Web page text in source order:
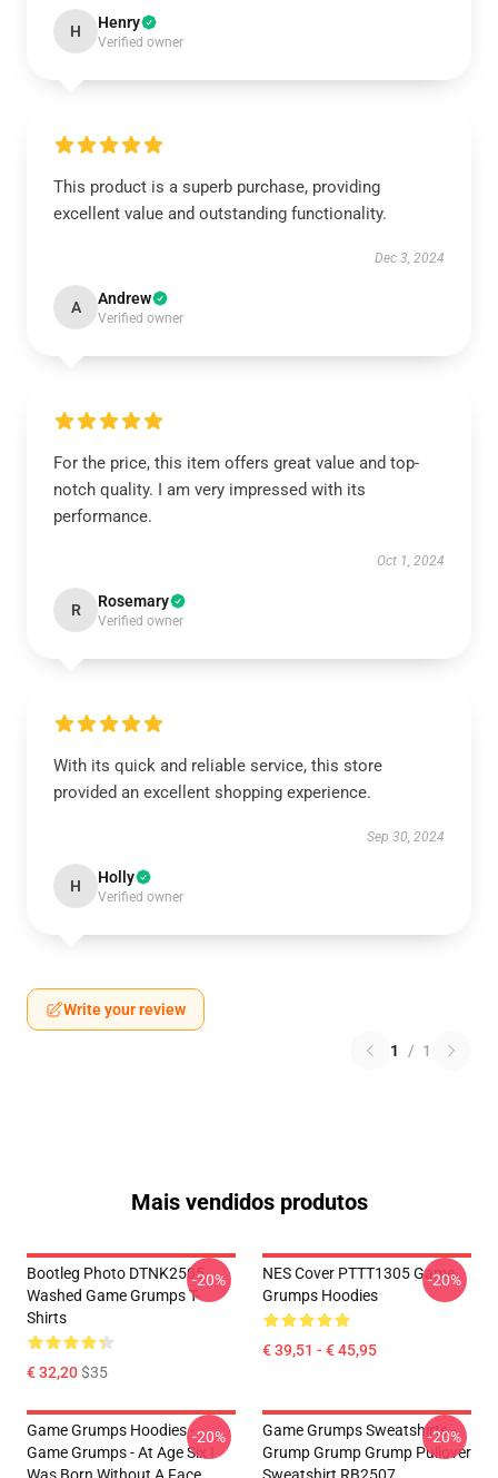
H Henry
Verified owner
This product is a superb purchase, providing
excellent value and outstanding functionality.
Dec 3, 2024
A Andrew
Verified owner
For the price, this item offers great value and top-
notch quality. I am very impressed with its
performance.
Oct 1, 2024
R Rosemary
Verified owner
With its quick and reliable service, this store
provided an excellent shopping experience.
Sep 30, 2024
H Holly
Verified owner
Write your review
1 / 1
Mais vendidos produtos
Bootleg Photo DTNK2505
Washed Game Grumps T-
Shirts
€ 32,20$35
-20%
NES Cover PTTT1305 Game
Grumps Hoodies
€ 39,51 - € 45,95
-20%
Game Grumps Hoodies -
Game Grumps - At Age Six I
-20%
Game Grumps Sweatshirts -
Grump Grump Grump Pullover
-20%